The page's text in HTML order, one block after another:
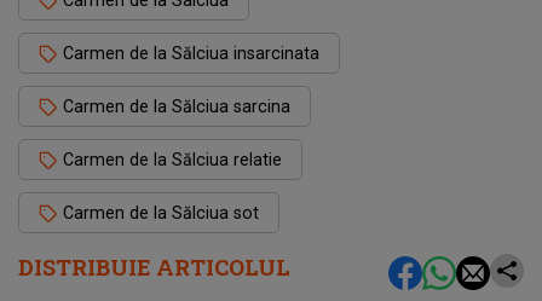
DISTRIBUIE ARTICOLUL
Carmen de la Sălciua insarcinata
Carmen de la Sălciua sarcina
Carmen de la Sălciua relatie
Carmen de la Sălciua sot